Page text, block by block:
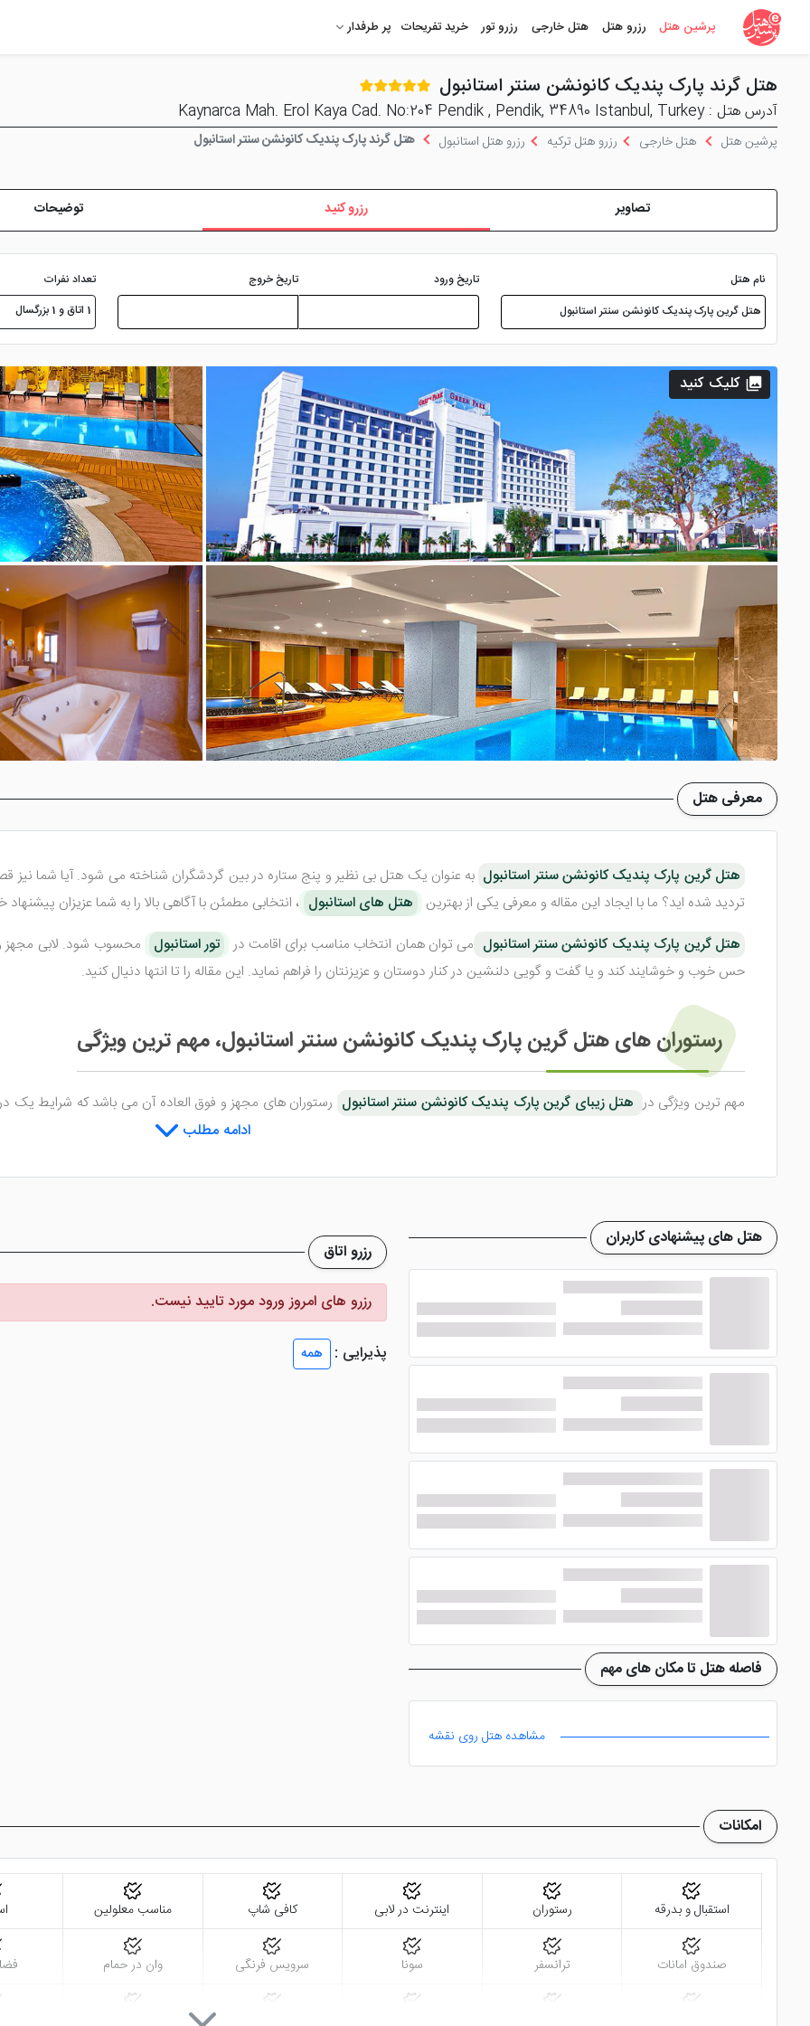
پرشین هتل رزرو هتل هتل خارجی رزرو تور خرید تفریحات پر طرفدار
هتل گرند پارک پندیک کانونشن سنتر استانبول
آدرس هتل : Kaynarca Mah. Erol Kaya Cad. No:204 Pendik , Pendik, 34890 Istanbul, Turkey
پرشین هتل هتل خارجی رزرو هتل ترکیه رزرو هتل استانبول هتل گرند پارک پندیک کانونشن سنتر استانبول
تصاویر رزرو کنید توضیحات
نام هتل تاریخ ورود تاریخ خروج
تعداد نفرات
1 اتاق و 1 بزرگسال
کلیک کنید
معرفی هتل
هتل گرین پارک پندیک کانونشن سنتر استانبول به عنوان یک هتل بی نظیر و پنج ستاره در بین گردشگران شناخته می شود. آیا شما نیز
تردید شده اید؟ ما با ایجاد این مقاله و معرفی یکی از بهترین
هتل های استانبول ، انتخابی مطمئن با آگاهی بالا را به شما عزیزان پیشنهاد
هتل گرین پارک پندیک کانونشن سنتر استانبول می توان همان انتخاب مناسب برای اقامت در تور استانبول
محسوب شود. لابی مجهز و
حس خوب و خوشایند کند و یا گفت و گویی دلنشین در کنار دوستان و عزیزنتان را فراهم نماید. این مقاله را تا انتها دنیال کنید.
رستوران های هتل گرین پارک پندیک کانونشن سنتر استانبول، مهم ترین ویژگی
مهم ترین ویژگی در هتل زیبای گرین پارک پندیک کانونشن سنتر استانبول رستوران های مجهز و فوق العاده آن می باشد که شرایط یک در
شما نیز از آن دسته افراد علاقه مند به صبحانه هستید پیشنهاد می کنم رستوران سارایوو در این هتل را امتحان کنید. صرف غذا این در این
چه امکاناتی در هتل گرین پارک پندیک کانونشن سنتر استانبول وجود دارد؟
هتل جذاب گرین پندیک کانونشن سنتر استانبو
ل هرگونه امکانات رفاهی ویژه و اصلی را به بهترین شکل در اختیار مهمانان خود قرار می
رضایت کافی را از آسایش کسب می کنید، بلکه از انتخاب این هتل نیز خشنود خواهید شد. امکانات این هتل شامل مجموعه آبی، استخر رو باز،
.... می شوند.
اتاق های هتل پنج ستاره گرین پارک پندیک کانونشن سنتر استانبول
پشتیبانی سایت پرشین هتل واحد اقامتی مطابق با علاقه و تعداد نفرات خود رزرو نمایید. در تمامی اتاق های این هتل امکاناتی نظیر
دارد. همچنین در برخی از اتاق ها شما می توانید از وان آبگرم اختصاصی در کنار چشم انداز دریای مرمره برخوردار شوید.
هتل گرین پندیک کانونشن سنتر استانبول از نظر موقعیت مکانی
هتل گرین پندیک کانونشن سنتر استانبول
پندیک کانونشن سنتر با چند نمونه دیگر از هتل های استانبول نظیر
ادامه مطلب
رزرو اتاق
رزرو های امروز ورود مورد تایید نیست.
پذیرایی : همه
هتل های پیشنهادی کاربران
فاصله هتل تا مکان های مهم
مشاهده هتل روی نقشه
امکانات
استقبال و بدرقه رستوران اینترنت در لابی کافی شاپ مناسب معلولین
صندوق امانات ترانسفر سونا سرویس فرنگی وان در حمام